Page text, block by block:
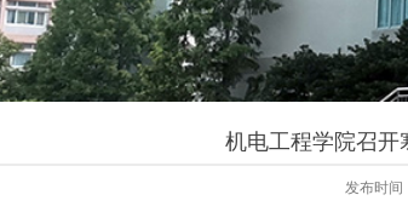
机电工程学院召开
发布时间